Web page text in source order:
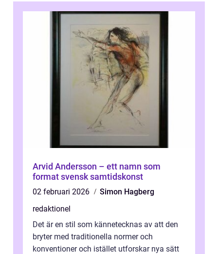
Arvid Andersson – ett namn som
format svensk samtidskonst
02 februari 2026
Simon Hagberg
redaktionel
Det är en stil som kännetecknas av att den
bryter med traditionella normer och
konventioner och istället utforskar nya sätt